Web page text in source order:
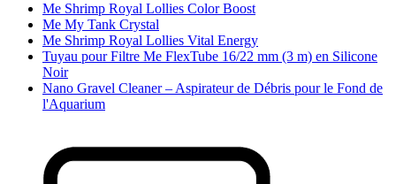
Me Shrimp Royal Lollies Color Boost
Me My Tank Crystal
Me Shrimp Royal Lollies Vital Energy
Tuyau pour Filtre Me FlexTube 16/22 mm (3 m) en Silicone
Noir
Nano Gravel Cleaner – Aspirateur de Débris pour le Fond de
l'Aquarium